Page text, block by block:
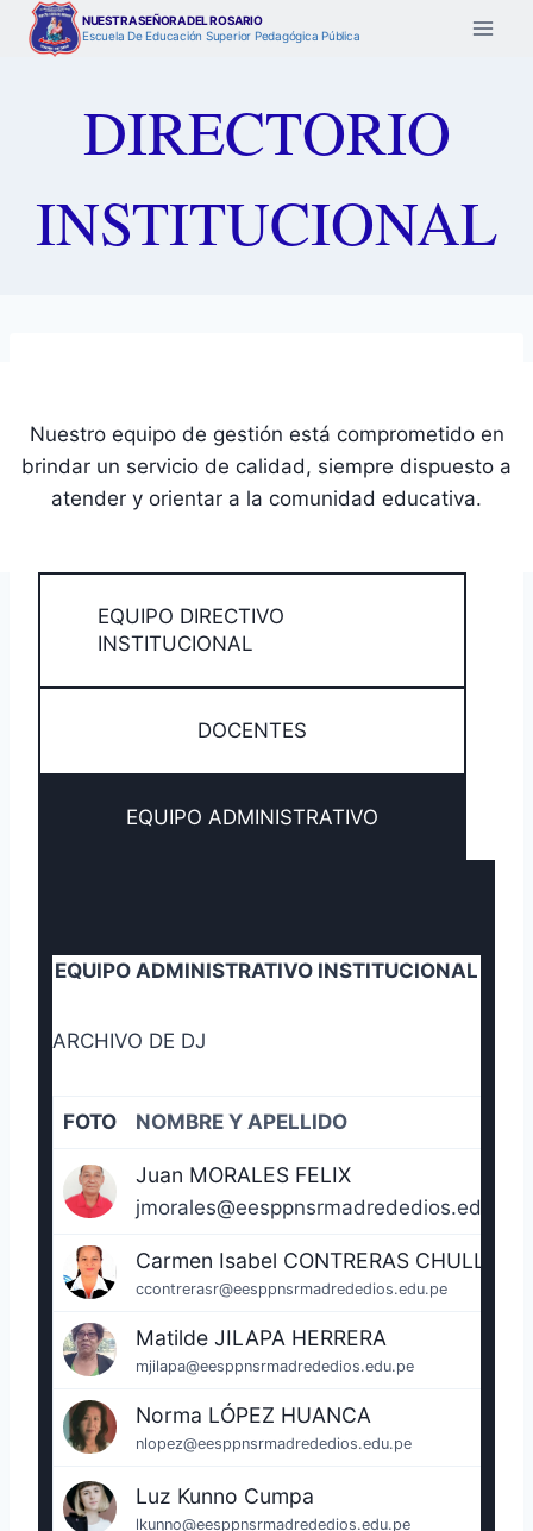
Saltar
NUESTRA SEÑORA DEL ROSARIO
Escuela De Educación Superior Pedagógica Pública
DIRECTORIO
INSTITUCIONAL
Nuestro equipo de gestión está comprometido en
brindar un servicio de calidad, siempre dispuesto a
atender y orientar a la comunidad educativa.
EQUIPO DIRECTIVO
INSTITUCIONAL
DOCENTES
EQUIPO ADMINISTRATIVO
EQUIPO ADMINISTRATIVO INSTITUCIONAL
ARCHIVO DE DJ
FOTO NOMBRE Y APELLIDO
Juan MORALES FELIX
jmorales@eesppnsrmadrededios.edu.pe
Carmen Isabel CONTRERAS CHULLA
ccontrerasr@eesppnsrmadrededios.edu.pe
Matilde JILAPA HERRERA
mjilapa@eesppnsrmadrededios.edu.pe
Norma LÓPEZ HUANCA
nlopez@eesppnsrmadrededios.edu.pe
Luz Kunno Cumpa
lkunno@eesppnsrmadrededios.edu.pe